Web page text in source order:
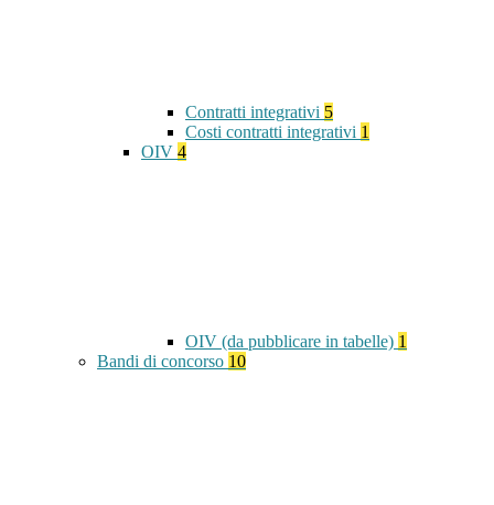
Contratti integrativi 5
Costi contratti integrativi 1
OIV 4
OIV (da pubblicare in tabelle) 1
Bandi di concorso 10